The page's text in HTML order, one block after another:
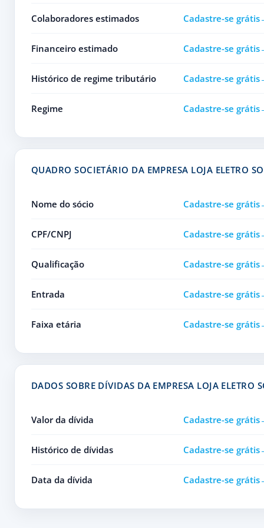
Colaboradores estimados Cadastre-se grátis
Financeiro estimado Cadastre-se grátis
Histórico de regime tributário Cadastre-se grátis
Regime Cadastre-se grátis
QUADRO SOCIETÁRIO DA EMPRESA LOJA ELETRO
Nome do sócio Cadastre-se grátis
CPF/CNPJ Cadastre-se grátis
Qualificação Cadastre-se grátis
Entrada Cadastre-se grátis
Faixa etária Cadastre-se grátis
DADOS SOBRE DÍVIDAS DA EMPRESA LOJA ELETRO
Valor da dívida Cadastre-se grátis
Histórico de dívidas Cadastre-se grátis
Data da dívida Cadastre-se grátis